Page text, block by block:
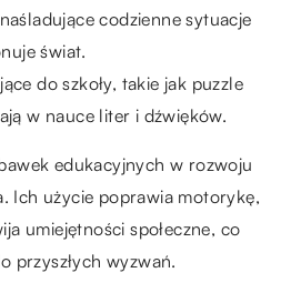
codzienne sytuacje
świat.
do szkoły, takie jak puzzle
w nauce liter i dźwięków.
edukacyjnych w rozwoju
Ich użycie poprawia motorykę,
umiejętności społeczne, co
przyszłych wyzwań.